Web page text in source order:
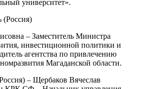
университет».
(Россия)
– Заместитель Министра
инвестиционной политики и
агентства по привлечению
Магаданской области.
– Щербаков Вячеслав